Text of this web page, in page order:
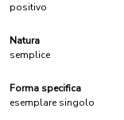
positivo
Natura
semplice
Forma specifica
esemplare singolo